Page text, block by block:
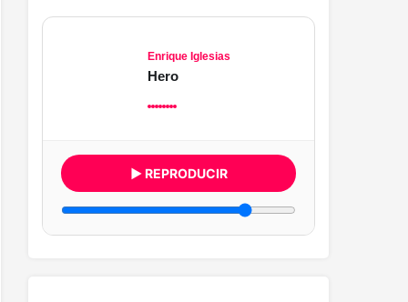
Enrique Iglesias
Hero
▶ REPRODUCIR